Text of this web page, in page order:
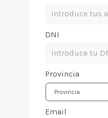
DNI
Provincia
Provincia
Email